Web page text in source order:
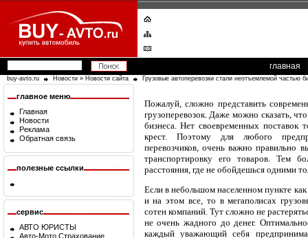
главная
buy-avto.ru Новости » Новости сайта Грузовые автоперевозки стали неотъемлемой частью
главное меню
Главная
Новости
Реклама
Обратная связь
полезные ссылки
сервис
АВТО ЮРИСТЫ
Авто-Мото Страхование
Пожалуй, сложно представить
грузоперевозок. Даже можно сказать,
бизнеса. Нет своевременных
крест. Поэтому для любого
перевозчиков, очень важно правильно
транспортировку его товаров. Тем
расстояния, где не обойдешься одними
Если в небольшом населенном пункте
и на этом все, то в мегаполисах
сотен компаний. Тут сложно не
не очень жадного до денег.
каждый уважающий себя